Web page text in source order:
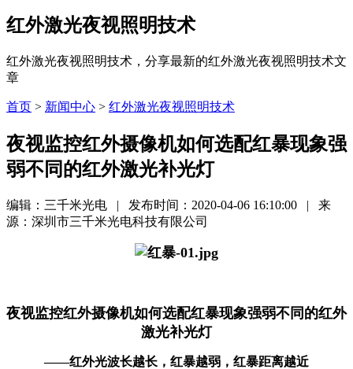
红外激光夜视照明技术
红外激光夜视照明技术，分享最新的红外激光夜视照明技术文
章
首页 > 新闻中心 > 红外激光夜视照明技术
夜视监控红外摄像机如何选配红暴现象强
弱不同的红外激光补光灯
编辑：三千米光电 | 发布时间：2020-04-06 16:10:00 | 来
源：深圳市三千米光电科技有限公司
夜视监控红外摄像机如何选配红暴现象强弱不同的红外
激光补光灯
——红外光波长越长，红暴越弱，红暴距离越近